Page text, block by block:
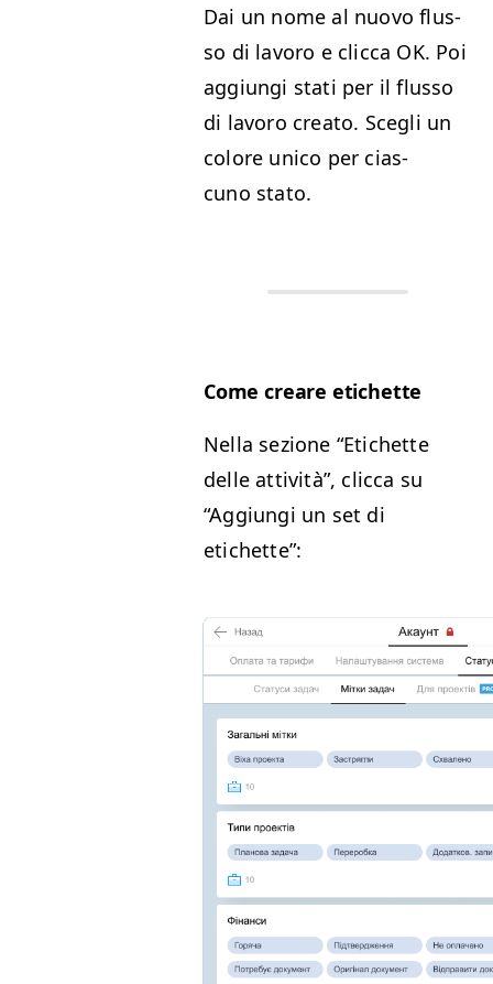
Dai un nome al nuo­vo flus­
so di lavoro e clic­ca OK. Poi
aggiun­gi sta­ti per il flus­so
di lavoro cre­ato. Scegli un
col­ore uni­co per cias­
cuno stato.
Come creare etichette
Nel­la sezione “Etichette
delle attiv­ità”, clic­ca su
“Aggiun­gi un set di
etichette”: